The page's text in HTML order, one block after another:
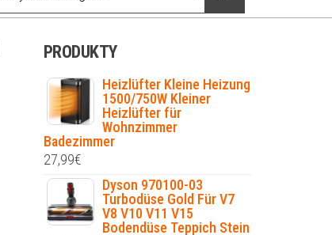
PRODUKTY
Heizlüfter Kleine Heizung
1500/750W Kleiner
Heizlüfter für
Wohnzimmer
Badezimmer
27,99€
Dyson 970100-03
Turbodüse Gold Für V7
V8 V10 V11 V15
Bodendüse Teppich Stein